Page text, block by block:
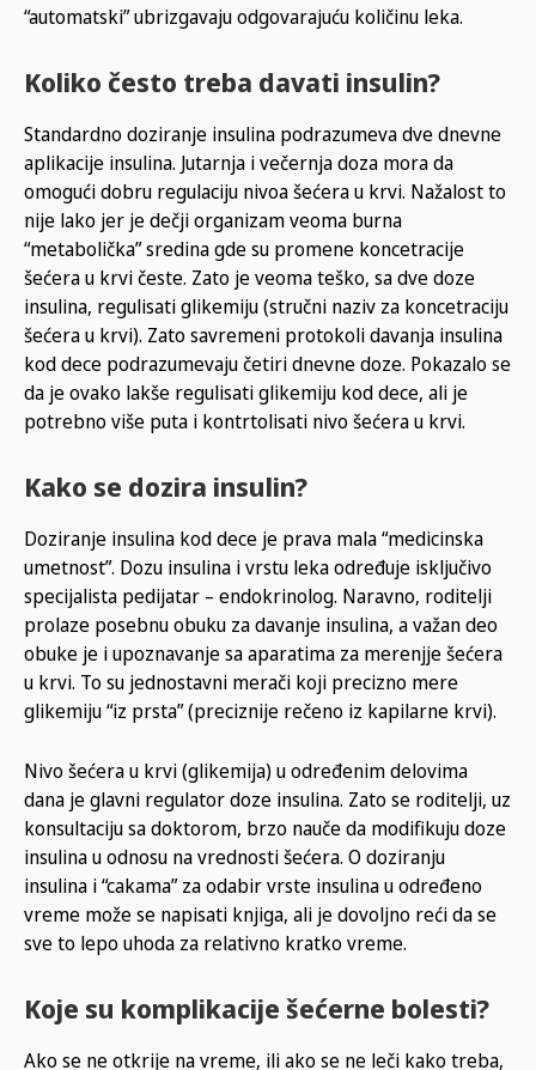
“automatski” ubrizgavaju odgovarajuću količinu leka.
Koliko često treba davati insulin?
Standardno doziranje insulina podrazumeva dve dnevne
aplikacije insulina. Jutarnja i večernja doza mora da
omogući dobru regulaciju nivoa šećera u krvi. Nažalost to
nije lako jer je dečji organizam veoma burna
“metabolička” sredina gde su promene koncetracije
šećera u krvi česte. Zato je veoma teško, sa dve doze
insulina, regulisati glikemiju (stručni naziv za koncetraciju
šećera u krvi). Zato savremeni protokoli davanja insulina
kod dece podrazumevaju četiri dnevne doze. Pokazalo se
da je ovako lakše regulisati glikemiju kod dece, ali je
potrebno više puta i kontrtolisati nivo šećera u krvi.
Kako se dozira insulin?
Doziranje insulina kod dece je prava mala “medicinska
umetnost”. Dozu insulina i vrstu leka određuje isključivo
specijalista pedijatar – endokrinolog. Naravno, roditelji
prolaze posebnu obuku za davanje insulina, a važan deo
obuke je i upoznavanje sa aparatima za merenjje šećera
u krvi. To su jednostavni merači koji precizno mere
glikemiju “iz prsta” (preciznije rečeno iz kapilarne krvi).
Nivo šećera u krvi (glikemija) u određenim delovima
dana je glavni regulator doze insulina. Zato se roditelji, uz
konsultaciju sa doktorom, brzo nauče da modifikuju doze
insulina u odnosu na vrednosti šećera. O doziranju
insulina i “cakama” za odabir vrste insulina u određeno
vreme može se napisati knjiga, ali je dovoljno reći da se
sve to lepo uhoda za relativno kratko vreme.
Koje su komplikacije šećerne bolesti?
Ako se ne otkrije na vreme, ili ako se ne leči kako treba,